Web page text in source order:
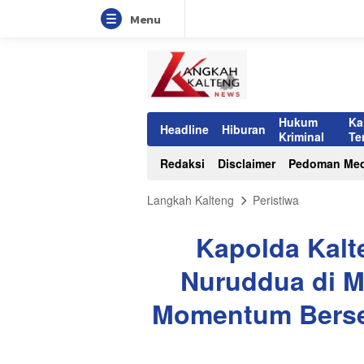
Menu
Headline Hiburan
Hukum
Kriminal
Redaksi
Disclaimer Pedoman
Langkah Kalteng Peristiwa
Kapolda
Nuruddua di
Momentum